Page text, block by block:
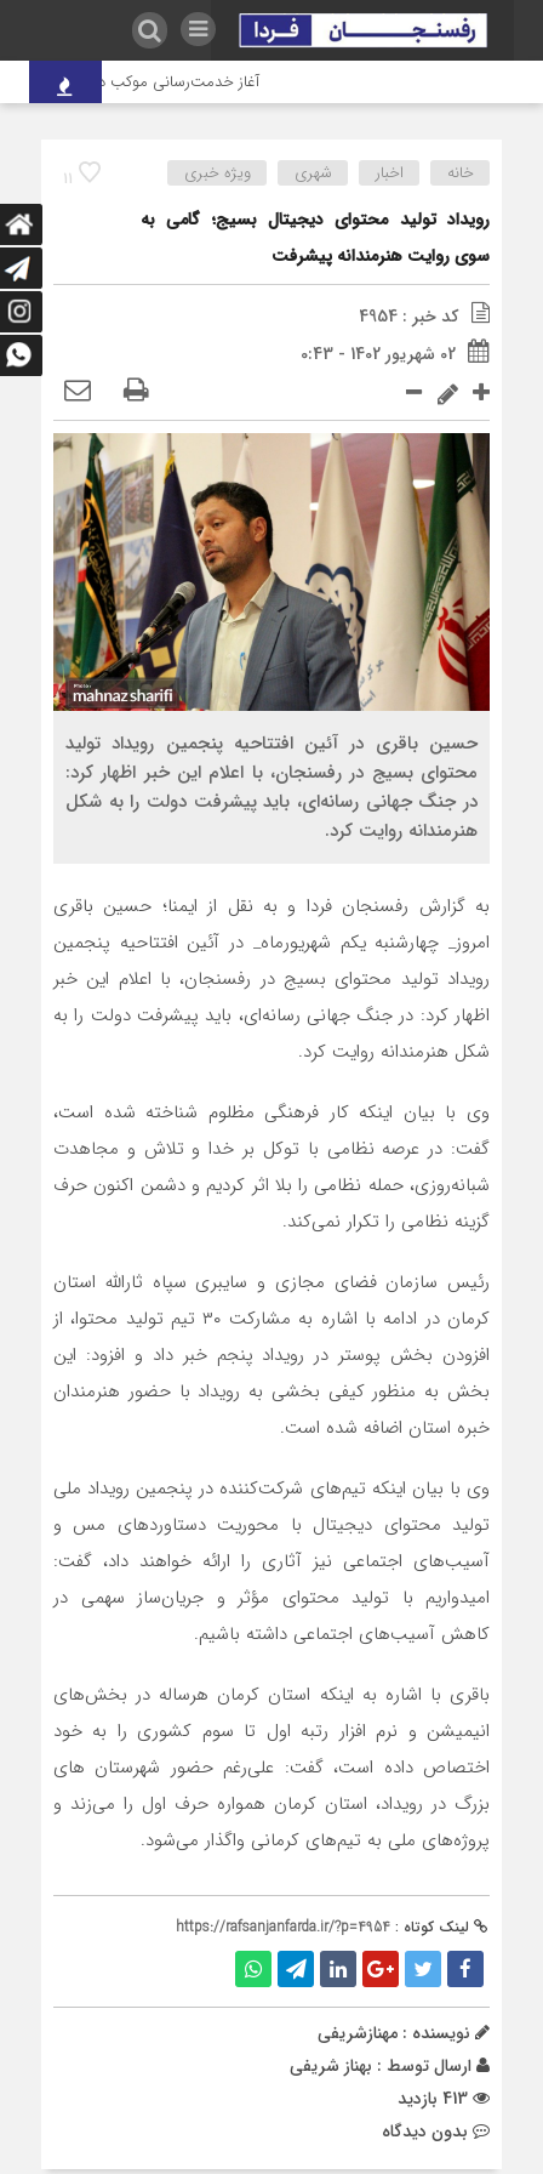
آغاز خدمت‌رسانی موکب درمانی شهدای
11 خانه اخبار شهری ویژه خبری
رویداد تولید محتوای دیجیتال بسیج؛ گامی به
سوی روایت هنرمندانه پیشرفت
کد خبر : 4954
02 شهریور 1402 - 0:43
حسین باقری در آئین افتتاحیه پنجمین رویداد تولید
محتوای بسیج در رفسنجان، با اعلام این خبر اظهار کرد:
در جنگ جهانی رسانه‌ای، باید پیشرفت دولت را به شکل
هنرمندانه روایت کرد.
به گزارش رفسنجان فردا و به نقل از ایمنا؛ حسین باقری
امروز_ چهارشنبه یکم شهریورماه_ در آئین افتتاحیه پنجمین
رویداد تولید محتوای بسیج در رفسنجان، با اعلام این خبر
اظهار کرد: در جنگ جهانی رسانه‌ای، باید پیشرفت دولت را به
شکل هنرمندانه روایت کرد.
وی با بیان اینکه کار فرهنگی مظلوم شناخته شده است،
گفت: در عرصه نظامی با توکل بر خدا و تلاش و مجاهدت
شبانه‌روزی، حمله نظامی را بلا اثر کردیم و دشمن اکنون حرف
گزینه نظامی را تکرار نمی‌کند.
رئیس سازمان فضای مجازی و سایبری سپاه ثارالله استان
کرمان در ادامه با اشاره به مشارکت ۳۰ تیم تولید محتوا، از
افزودن بخش پوستر در رویداد پنجم خبر داد و افزود: این
بخش به منظور کیفی بخشی به رویداد با حضور هنرمندان
خبره استان اضافه شده است.
وی با بیان اینکه تیم‌های شرکت‌کننده در پنجمین رویداد ملی
تولید محتوای دیجیتال با محوریت دستاوردهای مس و
آسیب‌های اجتماعی نیز آثاری را ارائه خواهند داد، گفت:
امیدواریم با تولید محتوای مؤثر و جریان‌ساز سهمی در
کاهش آسیب‌های اجتماعی داشته باشیم‌.
باقری با اشاره به اینکه استان کرمان هرساله در بخش‌های
انیمیشن و نرم افزار رتبه اول تا سوم کشوری را به خود
اختصاص داده است، گفت: علی‌رغم حضور شهرستان‌ های
بزرگ در رویداد، استان کرمان همواره حرف اول را می‌زند و
پروژه‌های ملی به تیم‌های کرمانی واگذار می‌شود.
لینک کوتاه : https://rafsanjanfarda.ir/?p=4954
نویسنده : مهنازشریفی
ارسال توسط : بهناز شریفی
بدون دیدگاه